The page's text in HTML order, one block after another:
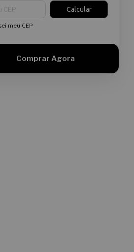
Calcular
meu CEP